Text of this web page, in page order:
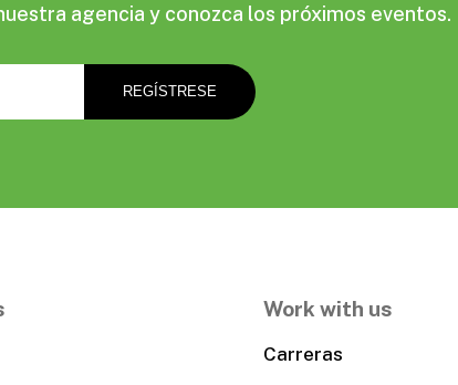
agencia y conozca los próximos eventos.
Work with us
Carreras